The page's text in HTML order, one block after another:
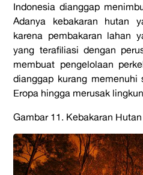
Indonesia dianggap
Adanya kebakaran hutan
karena pembakaran lahan
yang terafiliasi dengan
membuat pengelolaan
dianggap kurang memenuhi
Eropa hingga merusak
Gambar 11. Kebakaran